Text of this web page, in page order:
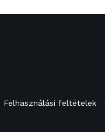
Felhasználási feltételek